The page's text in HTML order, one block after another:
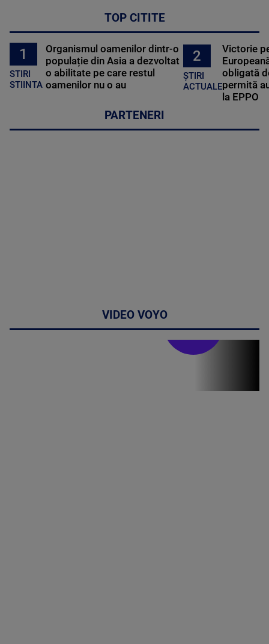
TOP CITITE
1
STIRI
STIINTA
Organismul oamenilor dintr-o
populație din Asia a dezvoltat
o abilitate pe care restul
oamenilor nu o au
2
ȘTIRI
ACTUALE
Victorie
obligată
permită
la EPPO
PARTENERI
VIDEO VOYO